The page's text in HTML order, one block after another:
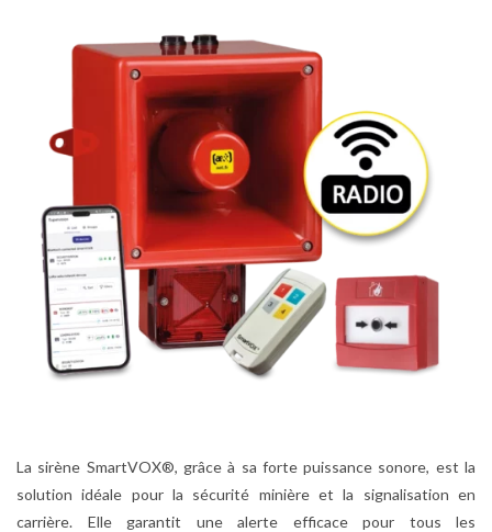
La sirène SmartVOX®, grâce à sa forte puissance sonore, est la
solution idéale pour la sécurité minière et la signalisation en
carrière. Elle garantit une alerte efficace pour tous les